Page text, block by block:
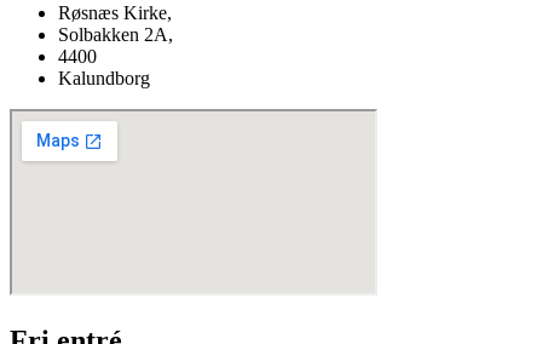
Røsnæs Kirke,
Solbakken 2A,
4400
Kalundborg